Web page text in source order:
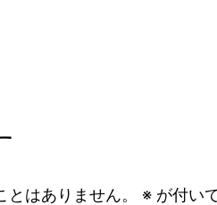
はありません。 ※ が付い